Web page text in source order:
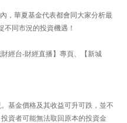
，華夏基金代表都會同大家分析最
不同市況的投資機遇！
經台-財經直播】專頁、【新城
基金價格及其收益可升可跌，並不
資者可能無法取回原本的投資金